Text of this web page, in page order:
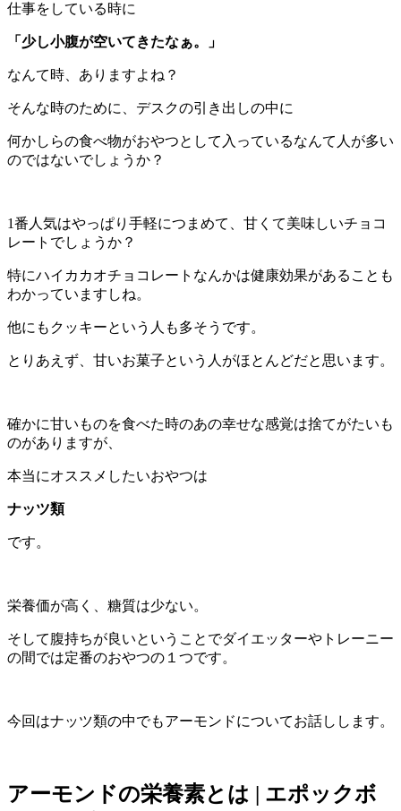
仕事をしている時に
「少し小腹が空いてきたなぁ。」
なんて時、ありますよね？
そんな時のために、デスクの引き出しの中に
何かしらの食べ物がおやつとして入っているなんて人が多い
のではないでしょうか？
1番人気はやっぱり手軽につまめて、甘くて美味しいチョコ
レートでしょうか？
特にハイカカオチョコレートなんかは健康効果があることも
わかっていますしね。
他にもクッキーという人も多そうです。
とりあえず、甘いお菓子という人がほとんどだと思います。
確かに甘いものを食べた時のあの幸せな感覚は捨てがたいも
のがありますが、
本当にオススメしたいおやつは
ナッツ類
です。
栄養価が高く、糖質は少ない。
そして腹持ちが良いということでダイエッターやトレーニー
の間では定番のおやつの１つです。
今回はナッツ類の中でもアーモンドについてお話しします。
アーモンドの栄養素とは | エポックボ